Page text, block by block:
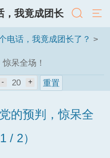
，我竟成团长
电话，我竟成团长了？ >
呆全场！
- 20 + 重置
的预判，惊呆全
/ 2）